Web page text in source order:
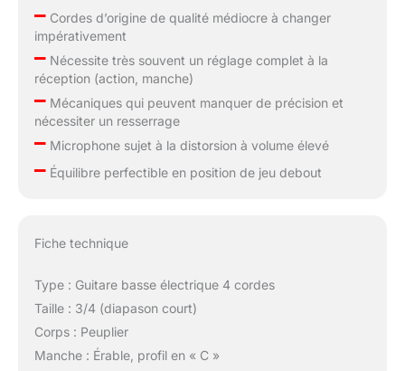
–Cordes d’origine de qualité médiocre à changer
impérativement
–Nécessite très souvent un réglage complet à la
réception (action, manche)
–Mécaniques qui peuvent manquer de précision et
nécessiter un resserrage
–Microphone sujet à la distorsion à volume élevé
–Équilibre perfectible en position de jeu debout
Fiche technique
Type : Guitare basse électrique 4 cordes
Taille : 3/4 (diapason court)
Corps : Peuplier
Manche : Érable, profil en « C »